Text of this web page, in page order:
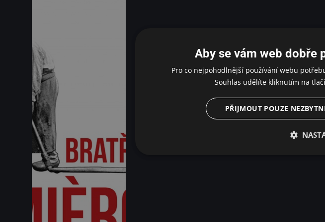
Aby se vám web dobře
Pro co nejpohodlnější používání webu
Souhlas udělíte kliknutím na
PŘIJMOUT POUZE